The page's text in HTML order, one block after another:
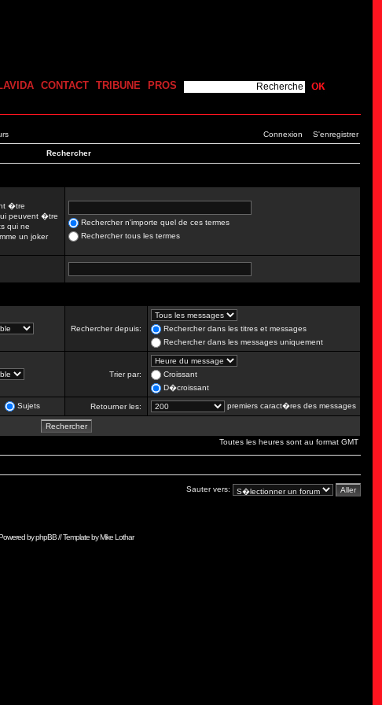
CONTACT TRIBUNE PROS
Connexion S'enregistrer
Rechercher
�tre
peuvent �tre
qui ne
un joker
Rechercher n'importe quel de ces termes
Rechercher tous les termes
Rechercher depuis:
Rechercher dans les titres et messages
Rechercher dans les messages uniquement
Trier par:
Croissant
D�croissant
Sujets Retourner les: premiers caract�res des messages
Toutes les heures sont au format GMT
Sauter vers:
byphpBB// Template byMike Lothar